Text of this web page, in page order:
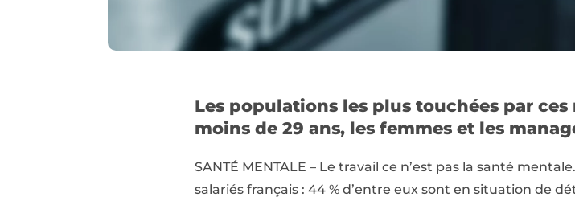
Les populations les plus touchées par
moins de 29 ans, les femmes et les
SANTÉ MENTALE – Le travail ce n’est pas la santé
salariés français : 44 % d’entre eux sont en situation de